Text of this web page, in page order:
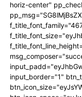
horiz-center"
input_border="1"